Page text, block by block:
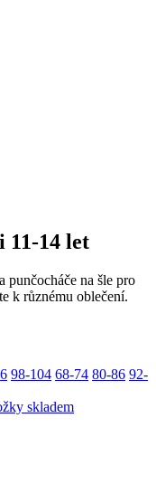
11-14 let
punčocháče na šle pro
k různému oblečení.
98-104 68-74 80-86 92-
skladem